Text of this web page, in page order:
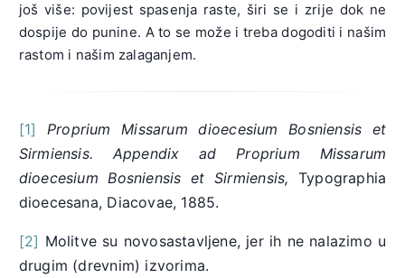
još više: povijest spasenja raste, širi se i zrije dok ne
dospije do punine. A to se može i treba dogoditi i našim
rastom i našim zalaganjem.
[1]
Proprium Missarum dioecesium Bosniensis et
Sirmiensis. Appendix ad Proprium Missarum
dioecesium Bosniensis et Sirmiensis, Typographia
dioecesana, Diacovae, 1885.
[2] Molitve su novosastavljene, jer ih ne nalazimo u
drugim (drevnim) izvorima.